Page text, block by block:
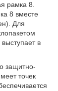
рамка 8.
8 вместе
Для
в
защитно-
точек